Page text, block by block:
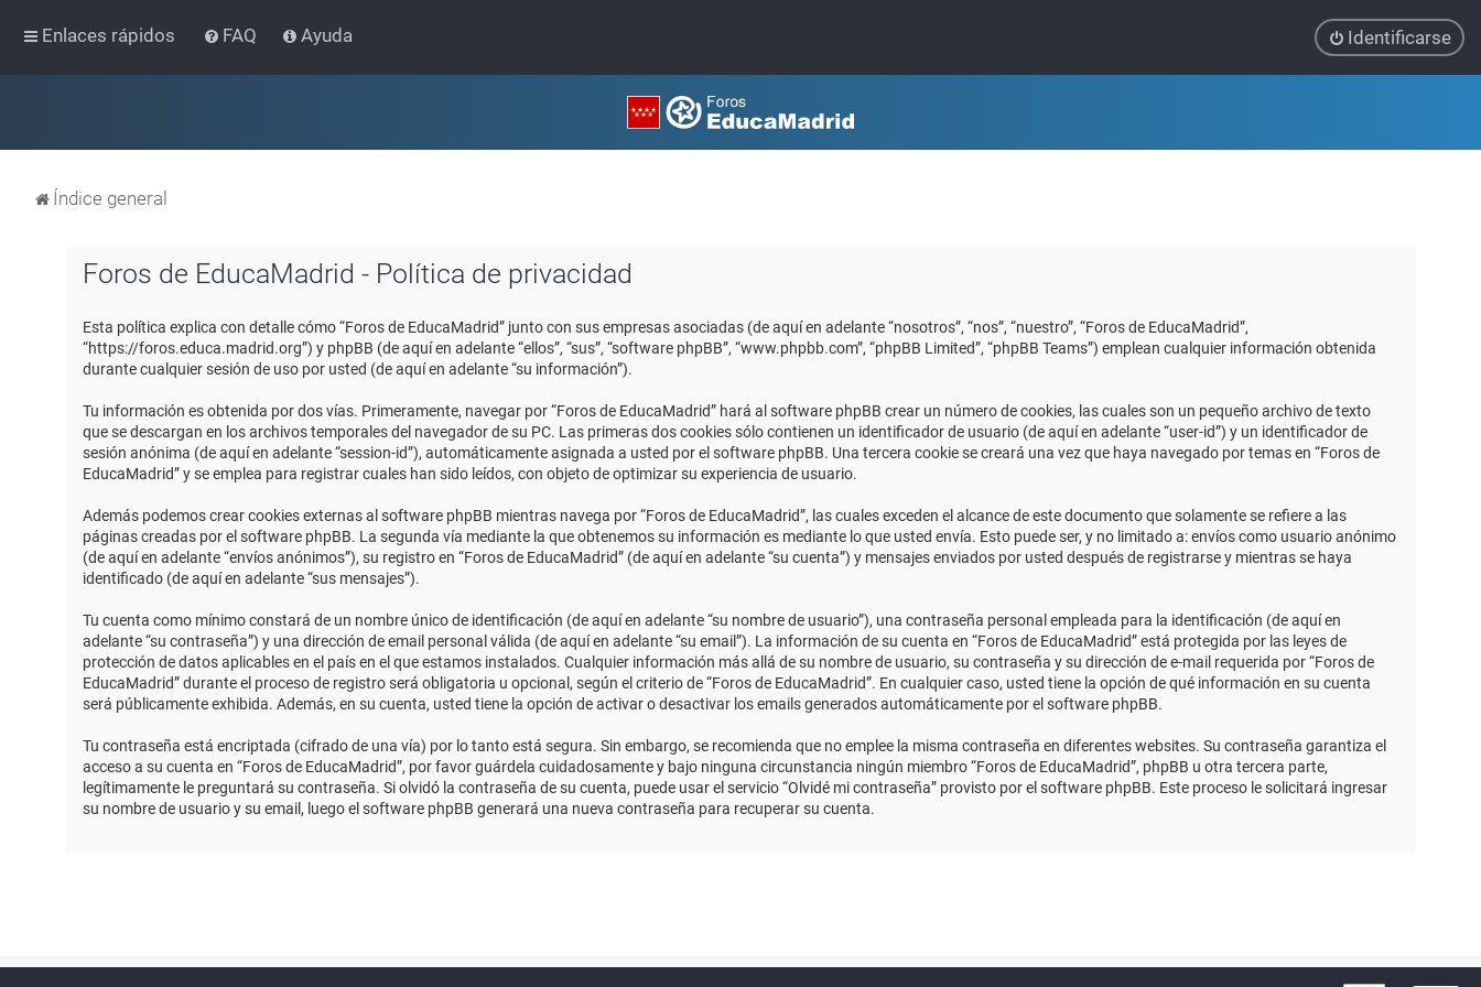
Enlaces rápidos FAQ Ayuda Identificarse
Índice general
Foros de EducaMadrid - Política de privacidad
Esta política explica con detalle cómo “Foros de EducaMadrid” junto con sus empresas asociadas (de aquí en adelante “nosotros”, “nos”, “nuestro”, “Foros de EducaMadrid”,
“https://foros.educa.madrid.org”) y phpBB (de aquí en adelante “ellos”, “sus”, “software phpBB”, “www.phpbb.com”, “phpBB Limited”, “phpBB Teams”) emplean cualquier información obtenida
durante cualquier sesión de uso por usted (de aquí en adelante “su información”).
Tu información es obtenida por dos vías. Primeramente, navegar por “Foros de EducaMadrid” hará al software phpBB crear un número de cookies, las cuales son un pequeño archivo de texto
que se descargan en los archivos temporales del navegador de su PC. Las primeras dos cookies sólo contienen un identificador de usuario (de aquí en adelante “user-id”) y un identificador de
sesión anónima (de aquí en adelante “session-id”), automáticamente asignada a usted por el software phpBB. Una tercera cookie se creará una vez que haya navegado por temas en “Foros de
EducaMadrid” y se emplea para registrar cuales han sido leídos, con objeto de optimizar su experiencia de usuario.
Además podemos crear cookies externas al software phpBB mientras navega por “Foros de EducaMadrid”, las cuales exceden el alcance de este documento que solamente se refiere a las
páginas creadas por el software phpBB. La segunda vía mediante la que obtenemos su información es mediante lo que usted envía. Esto puede ser, y no limitado a: envíos como usuario anónimo
(de aquí en adelante “envíos anónimos”), su registro en “Foros de EducaMadrid” (de aquí en adelante “su cuenta”) y mensajes enviados por usted después de registrarse y mientras se haya
identificado (de aquí en adelante “sus mensajes”).
Tu cuenta como mínimo constará de un nombre único de identificación (de aquí en adelante “su nombre de usuario”), una contraseña personal empleada para la identificación (de aquí en
adelante “su contraseña”) y una dirección de email personal válida (de aquí en adelante “su email”). La información de su cuenta en “Foros de EducaMadrid” está protegida por las leyes de
protección de datos aplicables en el país en el que estamos instalados. Cualquier información más allá de su nombre de usuario, su contraseña y su dirección de e-mail requerida por “Foros de
EducaMadrid” durante el proceso de registro será obligatoria u opcional, según el criterio de “Foros de EducaMadrid”. En cualquier caso, usted tiene la opción de qué información en su cuenta
será públicamente exhibida. Además, en su cuenta, usted tiene la opción de activar o desactivar los emails generados automáticamente por el software phpBB.
Tu contraseña está encriptada (cifrado de una vía) por lo tanto está segura. Sin embargo, se recomienda que no emplee la misma contraseña en diferentes websites. Su contraseña garantiza el
acceso a su cuenta en “Foros de EducaMadrid”, por favor guárdela cuidadosamente y bajo ninguna circunstancia ningún miembro “Foros de EducaMadrid”, phpBB u otra tercera parte,
legítimamente le preguntará su contraseña. Si olvidó la contraseña de su cuenta, puede usar el servicio “Olvidé mi contraseña” provisto por el software phpBB. Este proceso le solicitará ingresar
su nombre de usuario y su email, luego el software phpBB generará una nueva contraseña para recuperar su cuenta.